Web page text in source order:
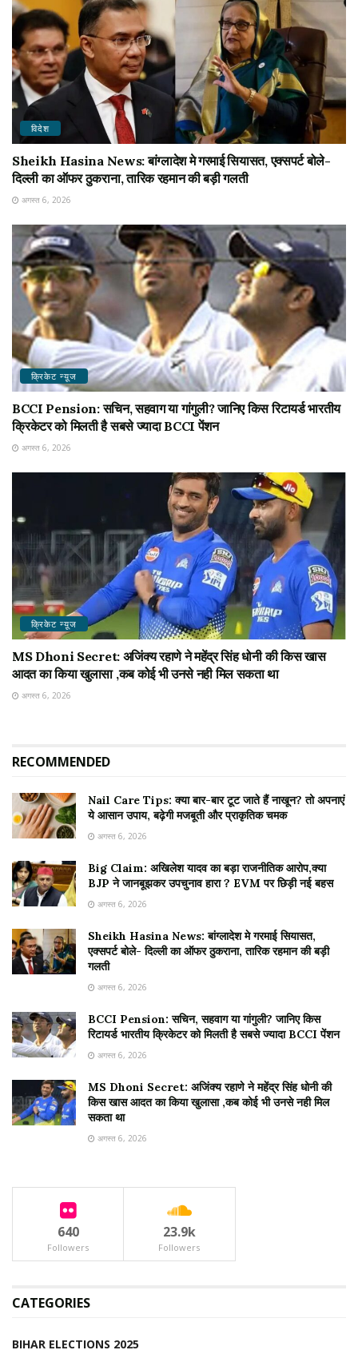
विदेश
Sheikh Hasina News: बांग्लादेश मे गरमाई सियासत, एक्सपर्ट बोले-
दिल्ली का ऑफर ठुकराना, तारिक रहमान की बड़ी गलती
अगस्त 6, 2026
क्रिकेट न्यू़ज
BCCI Pension: सचिन, सहवाग या गांगुली? जानिए किस रिटायर्ड भारतीय
क्रिकेटर को मिलती है सबसे ज्यादा BCCI पेंशन
अगस्त 6, 2026
क्रिकेट न्यू़ज
MS Dhoni Secret: अजिंक्य रहाणे ने महेंद्र सिंह धोनी की किस खास
आदत का किया खुलासा ,कब कोई भी उनसे नही मिल सकता था
अगस्त 6, 2026
RECOMMENDED
Nail Care Tips: क्या बार-बार टूट जाते हैं नाखून? तो अपनाएं
ये आसान उपाय, बढ़ेगी मजबूती और प्राकृतिक चमक
अगस्त 6, 2026
Big Claim: अखिलेश यादव का बड़ा राजनीतिक आरोप,क्या
BJP ने जानबूझकर उपचुनाव हारा ? EVM पर छिड़ी नई बहस
अगस्त 6, 2026
Sheikh Hasina News: बांग्लादेश मे गरमाई सियासत,
एक्सपर्ट बोले- दिल्ली का ऑफर ठुकराना, तारिक रहमान की बड़ी
गलती
अगस्त 6, 2026
BCCI Pension: सचिन, सहवाग या गांगुली? जानिए किस
रिटायर्ड भारतीय क्रिकेटर को मिलती है सबसे ज्यादा BCCI पेंशन
अगस्त 6, 2026
MS Dhoni Secret: अजिंक्य रहाणे ने महेंद्र सिंह धोनी की
किस खास आदत का किया खुलासा ,कब कोई भी उनसे नही मिल
सकता था
अगस्त 6, 2026
640
Followers
23.9k
Followers
CATEGORIES
BIHAR ELECTIONS 2025